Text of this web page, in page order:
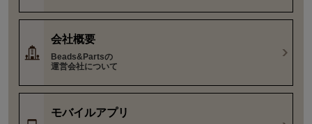
会社概要
Beads&Partsの
運営会社について
モバイルアプリ